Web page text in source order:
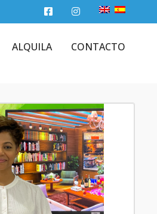
ALQUILA CONTACTO